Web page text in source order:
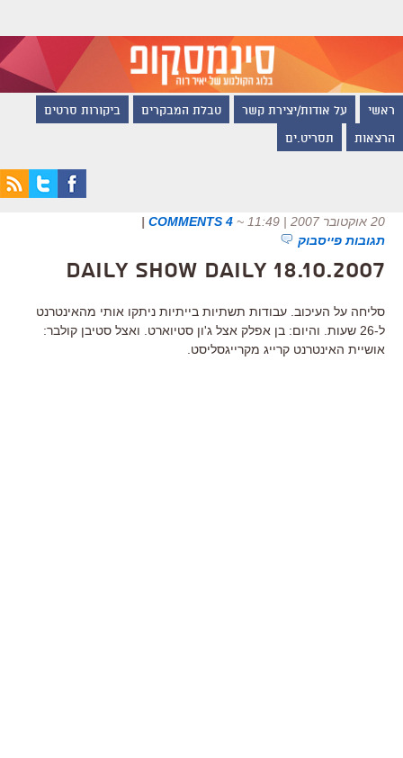
ראשי על אודות/יצירת קשר טבלת המבקרים ביקורות סרטים
הרצאות תסריט.ים
20 אוקטובר 2007 | 11:49 ~
4 COMMENTS
|
תגובות פייסבוק
Daily Show Daily 18.10.2007
סליחה על העיכוב. עבודות תשתיות בייתיות ניתקו אותי מהאינטרנט
ל-26 שעות. והיום: בן אפלק אצל ג'ון סטיוארט. ואצל סטיבן קולבר:
אושיית האינטרנט קרייג מקרייגסליסט.